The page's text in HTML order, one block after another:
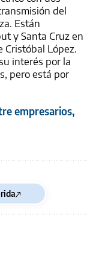
del
Están
y Santa Cruz en
Cristóbal López.
interés por la
pero está por
empresarios,